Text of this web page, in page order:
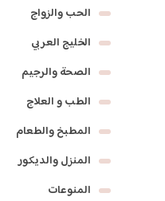
الحب والزواج
الخليج العربي
الصحة والرجيم
الطب و العلاج
المطبخ والطعام
المنزل والديكور
المنوعات